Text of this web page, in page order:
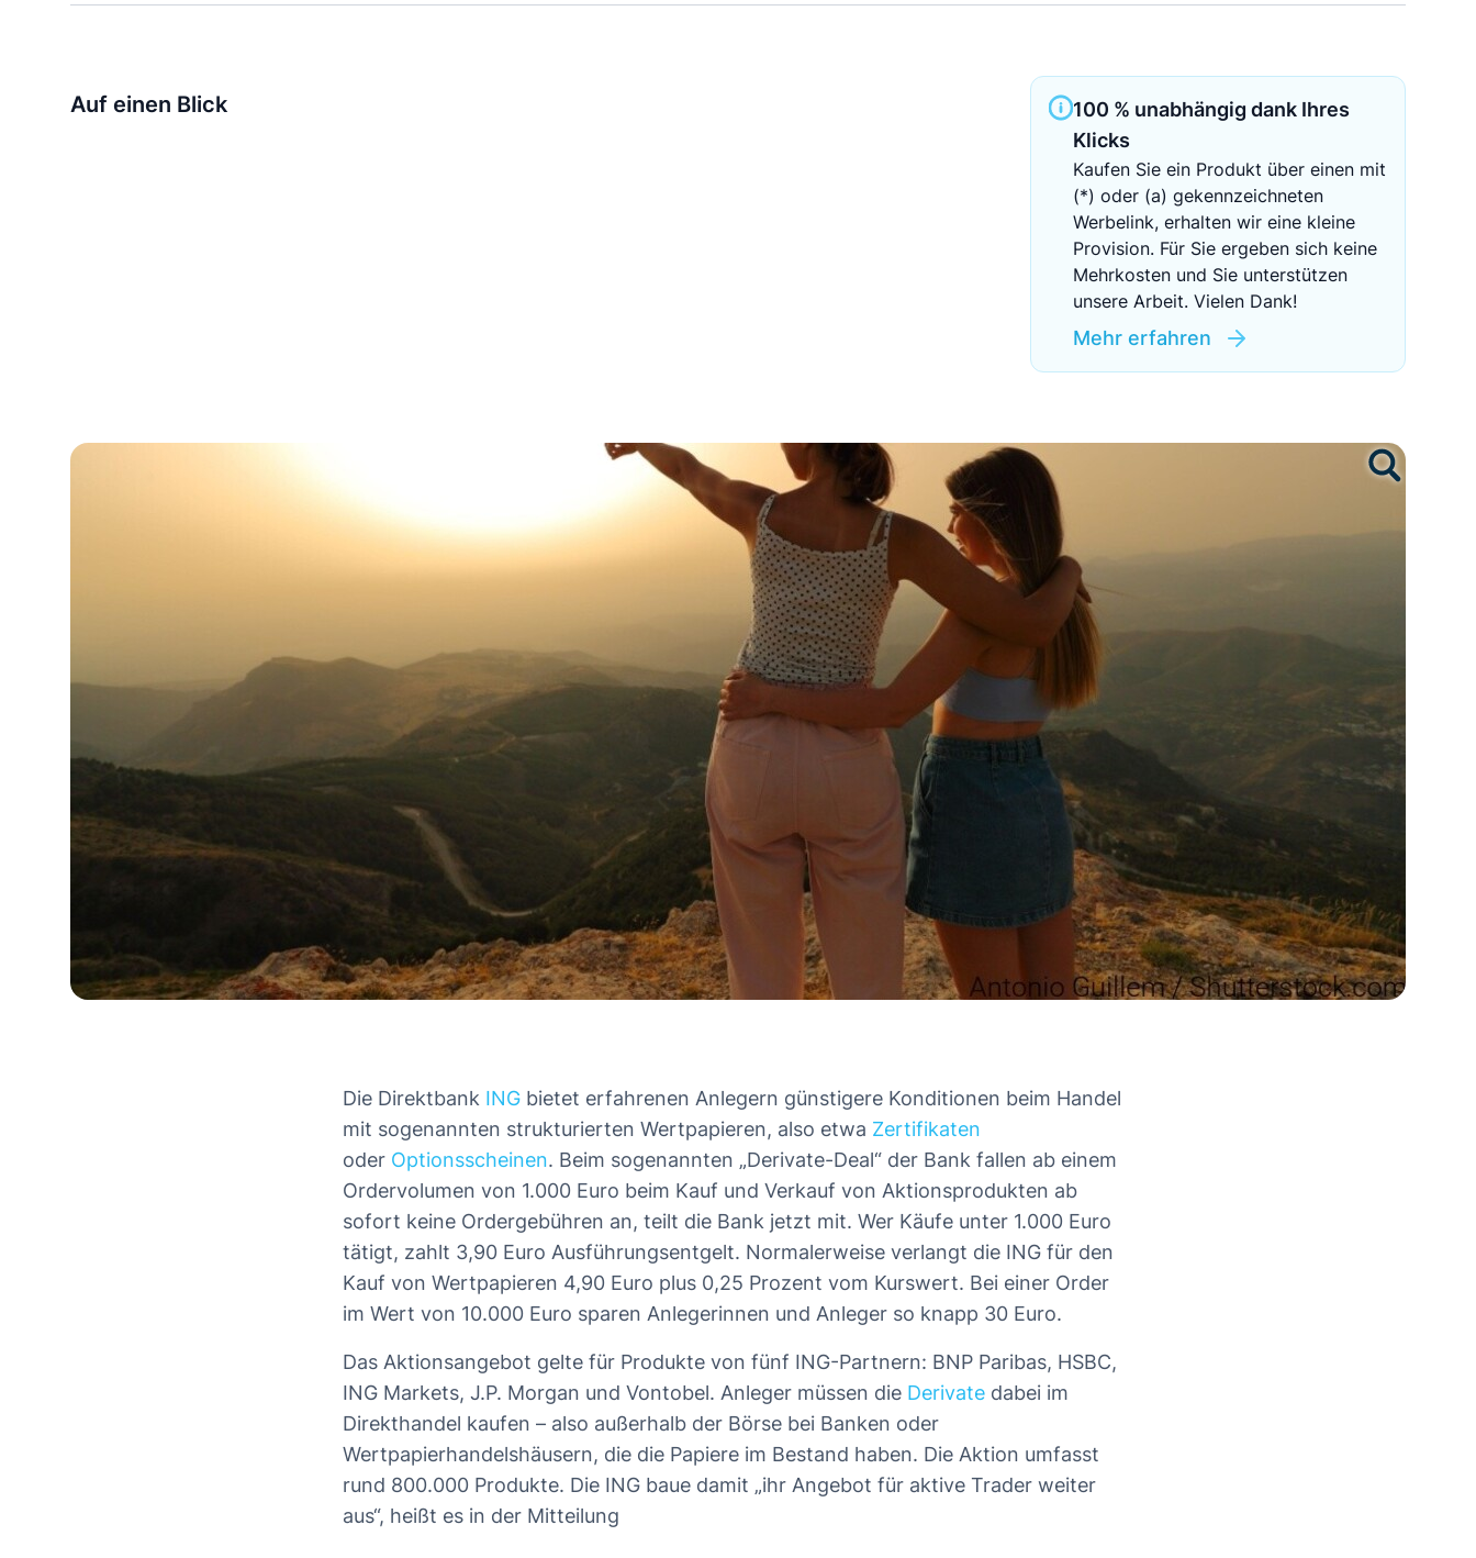
EZB-Leitzins
Auf einen Blick
100 % unabhängig dank Ihres
Klicks
Kaufen Sie ein Produkt über einen mit
(*) oder (a) gekennzeichneten
Werbelink, erhalten wir eine kleine
Provision. Für Sie ergeben sich keine
Mehrkosten und Sie unterstützen
unsere Arbeit. Vielen Dank!
Mehr erfahren
Die Direktbank ING bietet erfahrenen Anlegern günstigere Konditionen beim Handel
mit sogenannten strukturierten Wertpapieren, also etwa Zertifikaten
oder Optionsscheinen. Beim sogenannten „Derivate-Deal“ der Bank fallen ab einem
Ordervolumen von 1.000 Euro beim Kauf und Verkauf von Aktionsprodukten ab
sofort keine Ordergebühren an, teilt die Bank jetzt mit. Wer Käufe unter 1.000 Euro
tätigt, zahlt 3,90 Euro Ausführungsentgelt. Normalerweise verlangt die ING für den
Kauf von Wertpapieren 4,90 Euro plus 0,25 Prozent vom Kurswert. Bei einer Order
im Wert von 10.000 Euro sparen Anlegerinnen und Anleger so knapp 30 Euro.
Das Aktionsangebot gelte für Produkte von fünf ING-Partnern: BNP Paribas, HSBC,
ING Markets, J.P. Morgan und Vontobel. Anleger müssen die Derivate dabei im
Direkthandel kaufen – also außerhalb der Börse bei Banken oder
Wertpapierhandelshäusern, die die Papiere im Bestand haben. Die Aktion umfasst
rund 800.000 Produkte. Die ING baue damit „ihr Angebot für aktive Trader weiter
aus“, heißt es in der Mitteilung